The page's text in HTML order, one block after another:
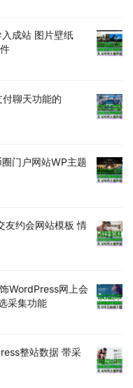
成站 图片壁纸
聊天功能的
门户网站WP主题
友约会网站模板 情
WordPress网上会
采集功能
整站数据 带采